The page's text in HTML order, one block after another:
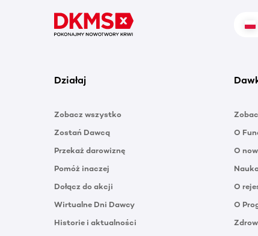
Działaj
Zobacz wszystko
Zostań Dawcą
Przekaż darowiznę
Pomóż inaczej
Dołącz do akcji
Wirtualne Dni Dawcy
Historie i aktualności
O
O
O
O